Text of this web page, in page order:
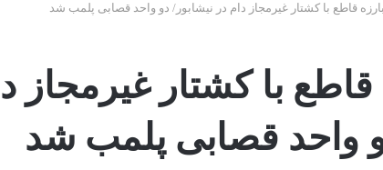
قاطع با کشتار غیرمجاز دام در نیشابور/ دو واحد قصابی پلمب شد
قاطع با کشتار غیرمجاز
واحد قصابی پلمب شد